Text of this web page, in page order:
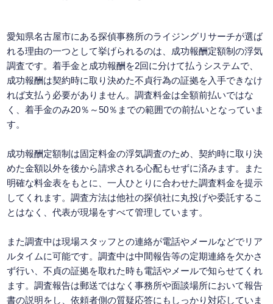
愛知県名古屋市にある探偵事務所のライジングリサーチが選ば
れる理由の一つとして挙げられるのは、成功報酬定額制の浮気
調査です。着手金と成功報酬を2回に分けて払うシステムで、
成功報酬は契約時に取り決めた不貞行為の証拠を入手できなけ
れば支払う必要がありません。調査料金は全額前払いではな
く、着手金のみ20％～50％までの範囲での前払いとなっていま
す。
成功報酬定額制は固定料金の浮気調査のため、契約時に取り決
めた金額以外を後から請求される心配もせずに済みます。また
明確な料金表をもとに、一人ひとりに合わせた調査料金を提示
してくれます。調査方法は他社の探偵社に丸投げや委託するこ
とはなく、代表が現場をすべて管理しています。
また調査中は現場スタッフとの連絡が電話やメールなどでリア
ルタイムに可能です。調査中は中間報告等の定期連絡を欠かさ
ず行い、不貞の証拠を取れた時も電話やメールで知らせてくれ
ます。調査報告は郵送ではなく事務所や面談場所において報告
書の説明をし、依頼者側の質疑応答にもしっかり対応していま